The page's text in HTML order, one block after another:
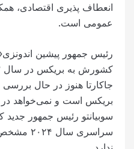
انعطاف پذیری اقتصادی،
عمومی است.
رئیس جمهور پیشین
جاکارتا هنوز در حال
بریکس است و نمی‌خواهد در
سوبیانتو رئیس جمهور جدید
سراسری سال